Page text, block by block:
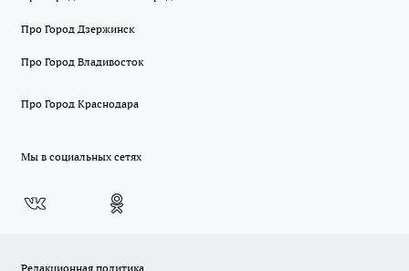
Про Город Дзержинск
Про Город Владивосток
Про Город Краснодара
Мы в социальных сетях
Редакционная политика